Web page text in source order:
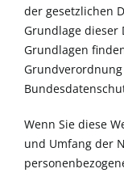
der gesetzlichen
Grundlage dieser
Grundlagen
Grundverordnung
Wenn Sie diese
und Umfang der